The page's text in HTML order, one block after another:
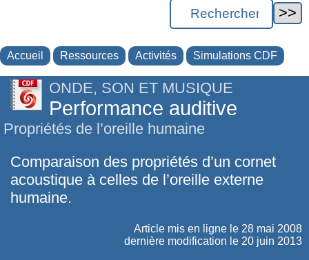
Accueil Ressources Activités Simulations CDF
ONDE, SON ET MUSIQUE
Performance auditive
Propriétés de l’oreille humaine
Comparaison des propriétés d’un cornet
acoustique à celles de l’oreille externe
humaine.
Article mis en ligne le 28 mai 2008
dernière modification le 20 juin 2013